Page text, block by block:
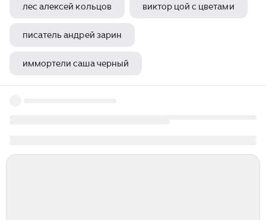
лес алексей кольцов виктор цой с цветами
писатель андрей зарин
иммортели саша черный